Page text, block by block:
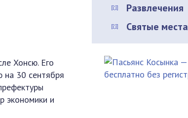
Хонсю. Его
на 30 сентября
экономики и
Развлечения
Святые места